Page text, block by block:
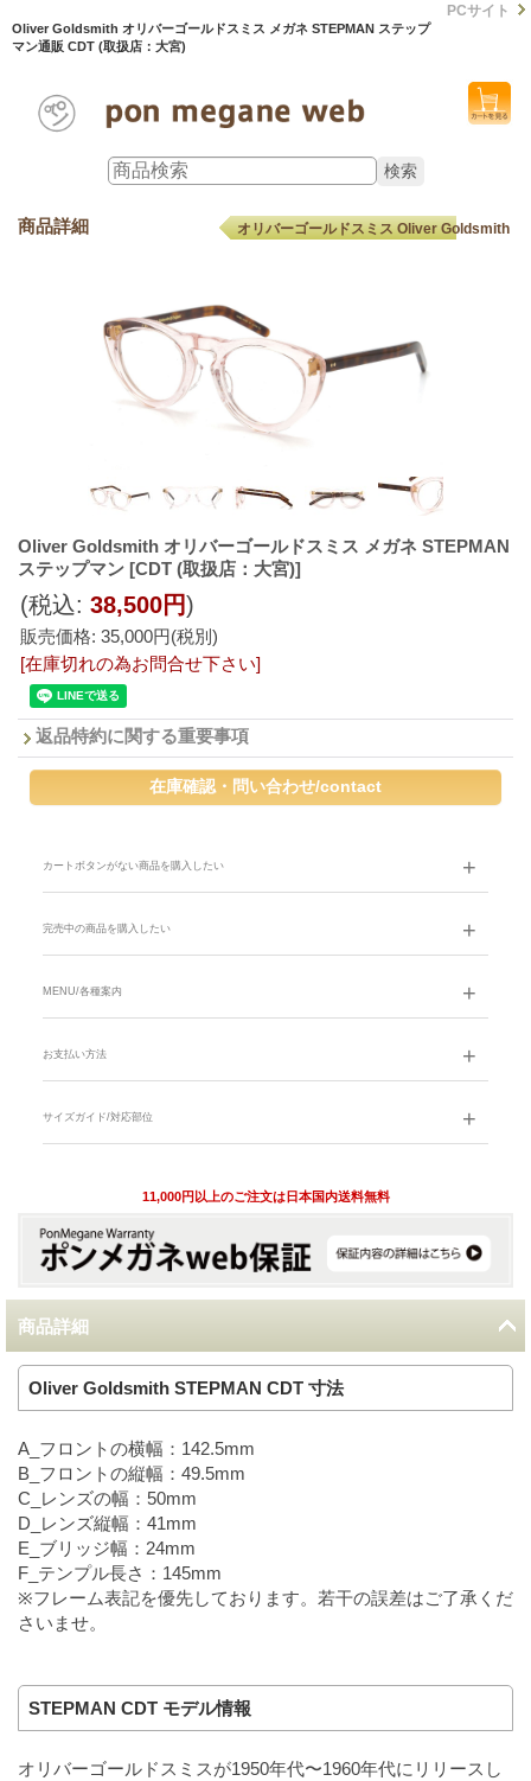
Oliver Goldsmith オリバーゴールドスミス メガネ STEPMAN ステップ
マン通販 CDT (取扱店：大宮)
PCサイト
商品詳細 オリバーゴールドスミス Oliver Goldsmith
Oliver Goldsmith オリバーゴールドスミス メガネ STEPMAN
ステップマン [CDT (取扱店：大宮)]
販売価格: 35,000円(税別)
(税込: 38,500円)
[在庫切れの為お問合せ下さい]
返品特約に関する重要事項
カートボタンがない商品を購入したい
完売中の商品を購入したい
MENU/各種案内
お支払い方法
サイズガイド/対応部位
11,000円以上のご注文は日本国内送料無料
商品詳細
Oliver Goldsmith STEPMAN CDT 寸法
A_フロントの横幅：142.5mm
B_フロントの縦幅：49.5mm
C_レンズの幅：50mm
D_レンズ縦幅：41mm
E_ブリッジ幅：24mm
F_テンプル長さ：145mm
※フレーム表記を優先しております。若干の誤差はご了承くだ
さいませ。
STEPMAN CDT モデル情報
オリバーゴールドスミスが1950年代〜1960年代にリリースし